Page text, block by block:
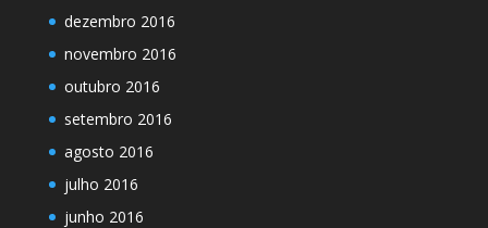
dezembro 2016
novembro 2016
outubro 2016
setembro 2016
agosto 2016
julho 2016
junho 2016